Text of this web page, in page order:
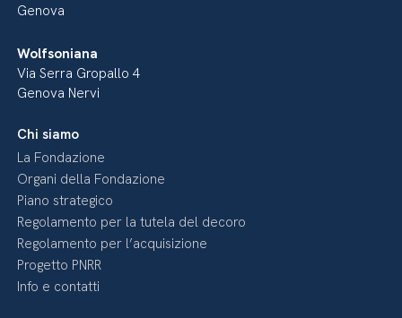
Genova
Wolfsoniana
Via Serra Gropallo 4
Genova Nervi
Chi siamo
La Fondazione
Organi della Fondazione
Piano strategico
Regolamento per la tutela del decoro
Regolamento per l’acquisizione
Progetto PNRR
Info e contatti